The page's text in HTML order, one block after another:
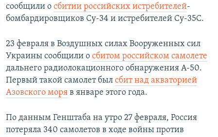
сообщили о сбитии российских истребителей-
бомбардировщиков Су-34 и истребителей Су-35С.
23 февраля в Воздушных силах Вооруженных сил
Украины сообщили о сбитом российском самолете
дальнего радиолокационного обнаружения А-50.
Первый такой самолет был сбит над акваторией
Азовского моря в январе этого года.
По данным Генштаба на утро 27 февраля, Россия
потеряла 340 самолетов в ходе войны против